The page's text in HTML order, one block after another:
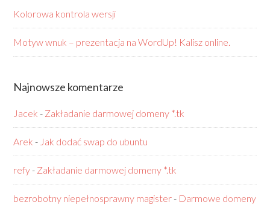
Kolorowa kontrola wersji
Motyw wnuk – prezentacja na WordUp! Kalisz online.
Najnowsze komentarze
Jacek - Zakładanie darmowej domeny *.tk
Arek - Jak dodać swap do ubuntu
refy- Zakładanie darmowej domeny *.tk
bezrobotny niepełnosprawny magister- Darmowe domeny